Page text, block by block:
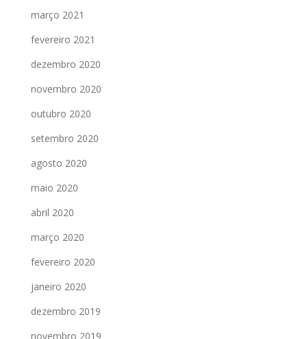
março 2021
fevereiro 2021
dezembro 2020
novembro 2020
outubro 2020
setembro 2020
agosto 2020
maio 2020
abril 2020
março 2020
fevereiro 2020
janeiro 2020
dezembro 2019
novembro 2019